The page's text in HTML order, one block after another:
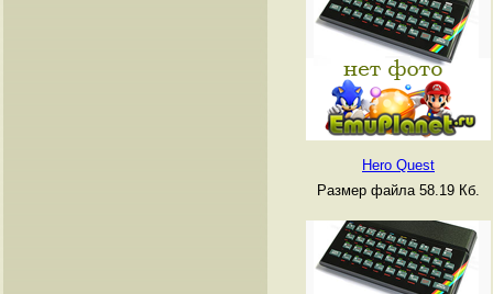
Hero Quest
Размер файла 58.19 Кб.